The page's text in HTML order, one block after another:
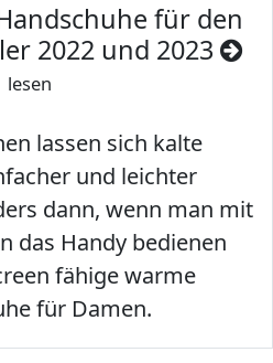
für den
2022 und 2023
lesen
lassen sich kalte
und leichter
dann, wenn man mit
das Handy bedienen
fähige warme
für Damen.